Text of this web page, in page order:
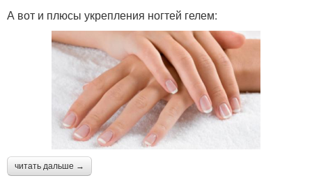
А вот и плюсы укрепления ногтей гелем:
читать дальше →